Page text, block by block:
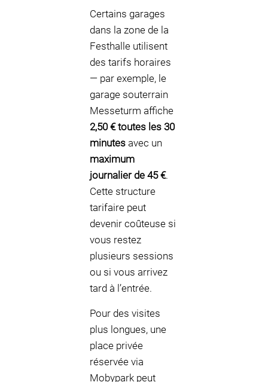
Certains garages
dans la zone de la
Festhalle utilisent
des tarifs horaires
— par exemple, le
garage souterrain
Messeturm affiche
2,50 € toutes les 30
minutes avec un
maximum
journalier de 45 €.
Cette structure
tarifaire peut
devenir coûteuse si
vous restez
plusieurs sessions
ou si vous arrivez
tard à l’entrée.
Pour des visites
plus longues, une
place privée
réservée via
Mobypark peut